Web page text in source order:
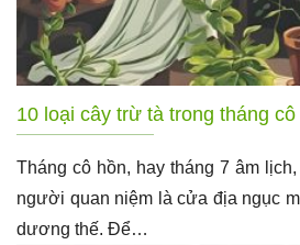
10 loại cây trừ tà trong tháng cô
Tháng cô hồn, hay tháng 7 âm
người quan niệm là cửa địa ngục
dương thế. Để…